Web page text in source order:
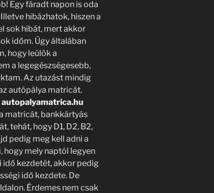
Egy fáradt napon is oda
hibázhatok, hiszen a
sok hibát, mert akkor
időm. Úgy általában
hogy leülök a
a legegészségesebb,
Az utazást mindig
autópálya matricát.
autopalyamatrica.hu
matricát, bankkártyás
tehát, hogy D1, D2, B2,
pedig meg kell adni a
hogy mely naptól legyen
idő kezdetét, akkor pedig
idő kezdete. De
Érdemes nem csak